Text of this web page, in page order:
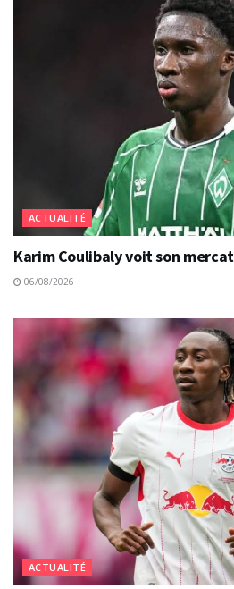
ACTUALITÉ
Karim Coulibaly voit son
06/08/2026
ACTUALITÉ